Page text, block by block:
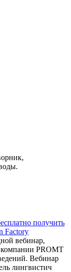
получить
Factory
вебинар,
PROMT
Вебинар
лингвистич